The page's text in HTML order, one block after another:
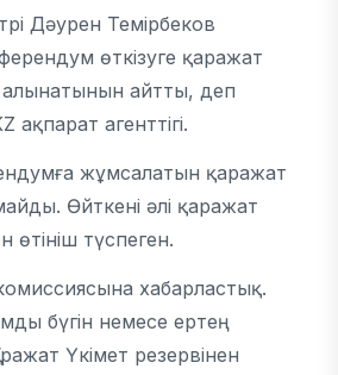
Дәурен Темірбеков
өткізуге қаражат
алынатынын айтты, деп
агенттігі.
жұмсалатын қаражат
Өйткені әлі қаражат
өтініш түспеген.
хабарластық.
бүгін немесе ертең
Үкімет резервінен